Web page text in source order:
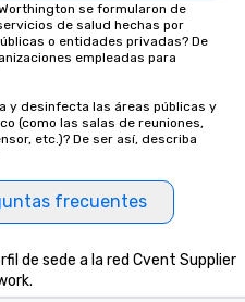
se formularon de
de salud hechas por
o entidades privadas? De
empleadas para
y desinfecta las áreas públicas y
(como las salas de reuniones,
etc.)? De ser así, describa
frecuentes
de sede a la red Cvent Supplier